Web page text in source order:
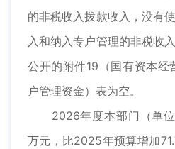
的非税收入拨款收入，没有
入和纳入专户管理的非税收
公开的附件19（国有资本
户管理资金）表为空。
2026年度本部门（单位
万元，比2025年预算增加